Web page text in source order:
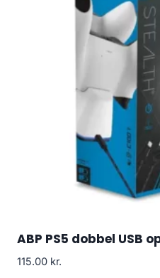
ABP PS5 dobbel USB
115.00 kr.